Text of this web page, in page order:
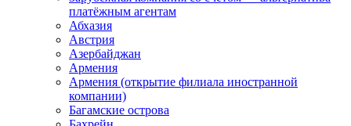
платёжным агентам
Абхазия
Австрия
Азербайджан
Армения
Армения (открытие филиала иностранной
компании)
Багамские острова